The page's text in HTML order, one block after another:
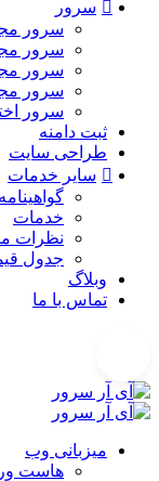
سرور
سرور
سرور
سرور
سرور
سرور
ثبت دامنه
طراحی سایت
سایر خدمات
گواهینامه SSL
خدمات
نظرات
جدول
وبلاگ
تماس با ما
میزبانی وب
هاست